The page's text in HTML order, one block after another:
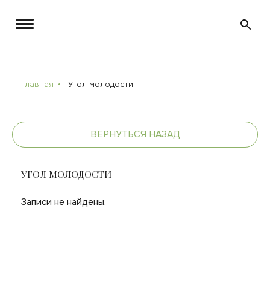
Главная Угол молодости
ВЕРНУТЬСЯ НАЗАД
УГОЛ МОЛОДОСТИ
Записи не найдены.